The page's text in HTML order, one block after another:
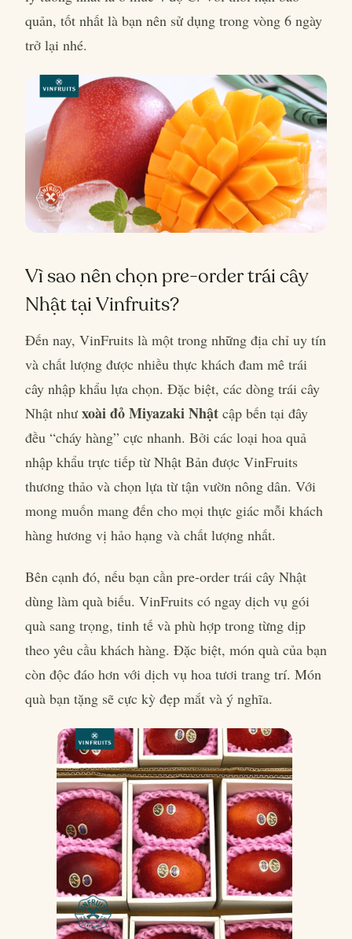
quản, tốt nhất là bạn nên sử dụng trong vòng 6 ngày
trở lại nhé.
Vì sao nên chọn pre-order trái cây
Nhật tại Vinfruits?
Đến nay, VinFruits là một trong những địa chỉ uy tín
và chất lượng được nhiều thực khách đam mê trái
cây nhập khẩu lựa chọn. Đặc biệt, các dòng trái cây
Nhật như xoài đỏ Miyazaki Nhật cập bến tại đây
đều “cháy hàng” cực nhanh. Bởi các loại hoa quả
nhập khẩu trực tiếp từ Nhật Bản được VinFruits
thương thảo và chọn lựa từ tận vườn nông dân. Với
mong muốn mang đến cho mọi thực giác mỗi khách
hàng hương vị hảo hạng và chất lượng nhất.
Bên cạnh đó, nếu bạn cần pre-order trái cây Nhật
dùng làm quà biếu. VinFruits có ngay dịch vụ gói
quà sang trọng, tinh tế và phù hợp trong từng dịp
theo yêu cầu khách hàng. Đặc biệt, món quà của bạn
còn độc đáo hơn với dịch vụ hoa tươi trang trí. Món
quà bạn tặng sẽ cực kỳ đẹp mắt và ý nghĩa.